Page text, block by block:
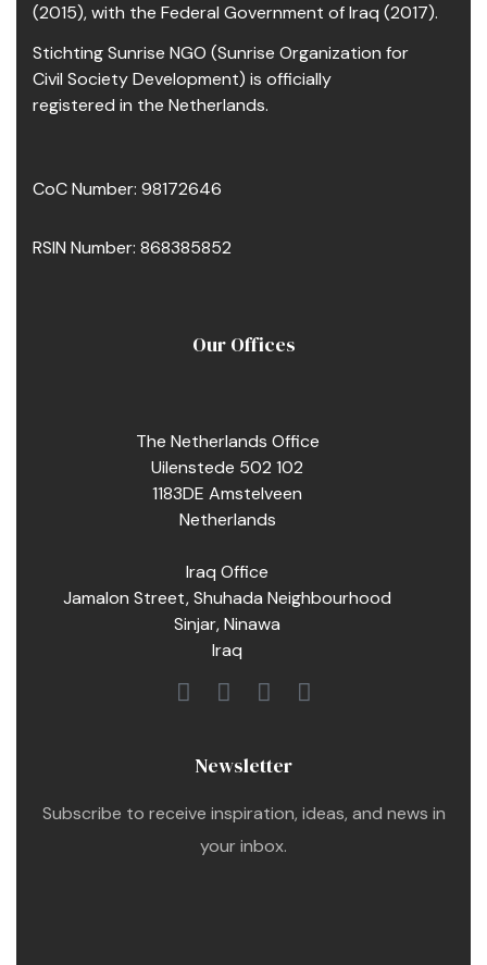
(2015), with the Federal Government of Iraq (2017).
Stichting Sunrise NGO (Sunrise Organization for
Civil Society Development) is officially
registered in the Netherlands.
CoC Number: 98172646
RSIN Number: 868385852
Our Offices
The Netherlands Office
Uilenstede 502 102
1183DE Amstelveen
Netherlands
Iraq Office
Jamalon Street, Shuhada Neighbourhood
Sinjar, Ninawa
Iraq
Newsletter
Subscribe to receive inspiration, ideas, and news in
your inbox.